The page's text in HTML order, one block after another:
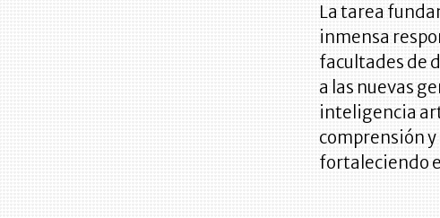
La tarea
inmensa
facultades de
a las nuevas
inteligencia
comprensión
fortaleciendo